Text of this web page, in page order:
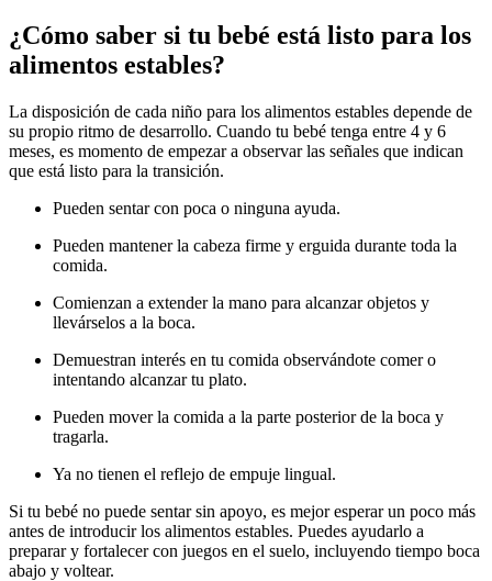
¿Cómo saber si tu bebé está listo para los
alimentos estables?
La disposición de cada niño para los alimentos estables depende de
su propio ritmo de desarrollo. Cuando tu bebé tenga entre 4 y 6
meses, es momento de empezar a observar las señales que indican
que está listo para la transición.
Pueden sentar con poca o ninguna ayuda.
Pueden mantener la cabeza firme y erguida durante toda la
comida.
Comienzan a extender la mano para alcanzar objetos y
llevárselos a la boca.
Demuestran interés en tu comida observándote comer o
intentando alcanzar tu plato.
Pueden mover la comida a la parte posterior de la boca y
tragarla.
Ya no tienen el reflejo de empuje lingual.
Si tu bebé no puede sentar sin apoyo, es mejor esperar un poco más
antes de introducir los alimentos estables. Puedes ayudarlo a
preparar y fortalecer con juegos en el suelo, incluyendo tiempo boca
abajo y voltear.